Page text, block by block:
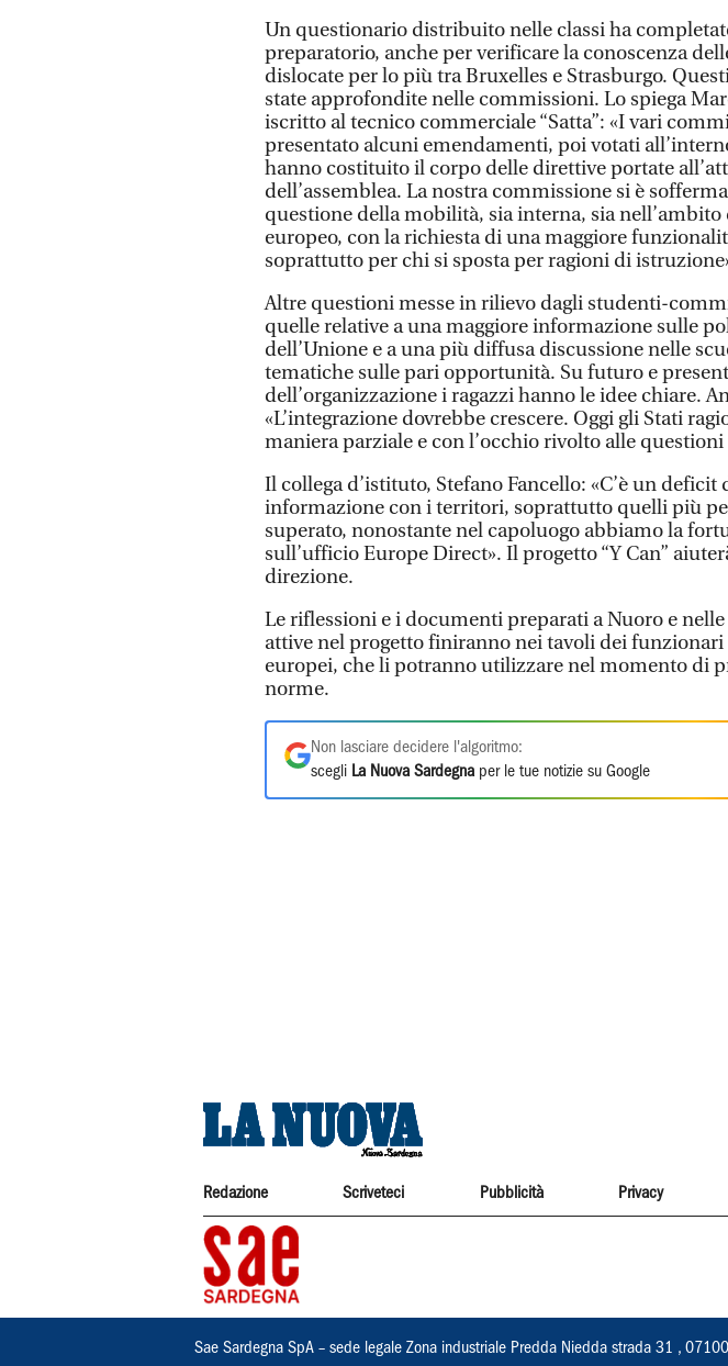
Un questionario distribuito nelle classi ha
preparatorio, anche per verificare la conoscenza
dislocate per lo più tra Bruxelles e Strasburgo.
state approfondite nelle commissioni. Lo spiega
iscritto al tecnico commerciale “Satta”: «I vari
presentato alcuni emendamenti, poi votati
hanno costituito il corpo delle direttive portate
dell’assemblea. La nostra commissione si è
questione della mobilità, sia interna, sia
europeo, con la richiesta di una maggiore
soprattutto per chi si sposta per ragioni di
Altre questioni messe in rilievo dagli studenti-
quelle relative a una maggiore informazione sulle
dell’Unione e a una più diffusa discussione nelle
tematiche sulle pari opportunità. Su futuro e
dell’organizzazione i ragazzi hanno le idee chiare.
«L’integrazione dovrebbe crescere. Oggi gli Stati
maniera parziale e con l’occhio rivolto alle questioni
Il collega d’istituto, Stefano Fancello: «C’è un
informazione con i territori, soprattutto quelli più
superato, nonostante nel capoluogo abbiamo la
sull’ufficio Europe Direct». Il progetto “Y Can”
direzione.
Le riflessioni e i documenti preparati a Nuoro e
attive nel progetto finiranno nei tavoli dei
europei, che li potranno utilizzare nel momento di
norme.
Non lasciare decidere l'algoritmo:
scegli La Nuova Sardegna per le tue notizie su Google
Redazione Scriveteci Pubblicità Privacy
Sae Sardegna SpA – sede legale Zona industriale Predda Niedda strada 31 ,